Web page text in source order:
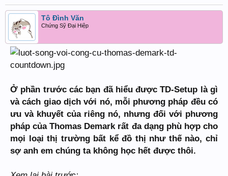
Tô Đình Văn
Chứng Sỹ Đại Hiệp
Ở phần trước các bạn đã hiểu được TD-Setup là gì
và cách giao dịch với nó, mỗi phương pháp đều có
ưu và khuyết của riêng nó, nhưng đối với phương
pháp của Thomas Demark rất đa dạng phù hợp cho
mọi loại thị trường bất kể đồ thị như thế nào, chỉ
sợ anh em chúng ta không học hết được thôi.